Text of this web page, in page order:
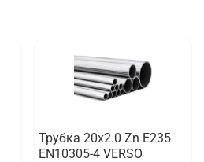
Трубка 20х2.0 Zn E235
EN10305-4 VERSO